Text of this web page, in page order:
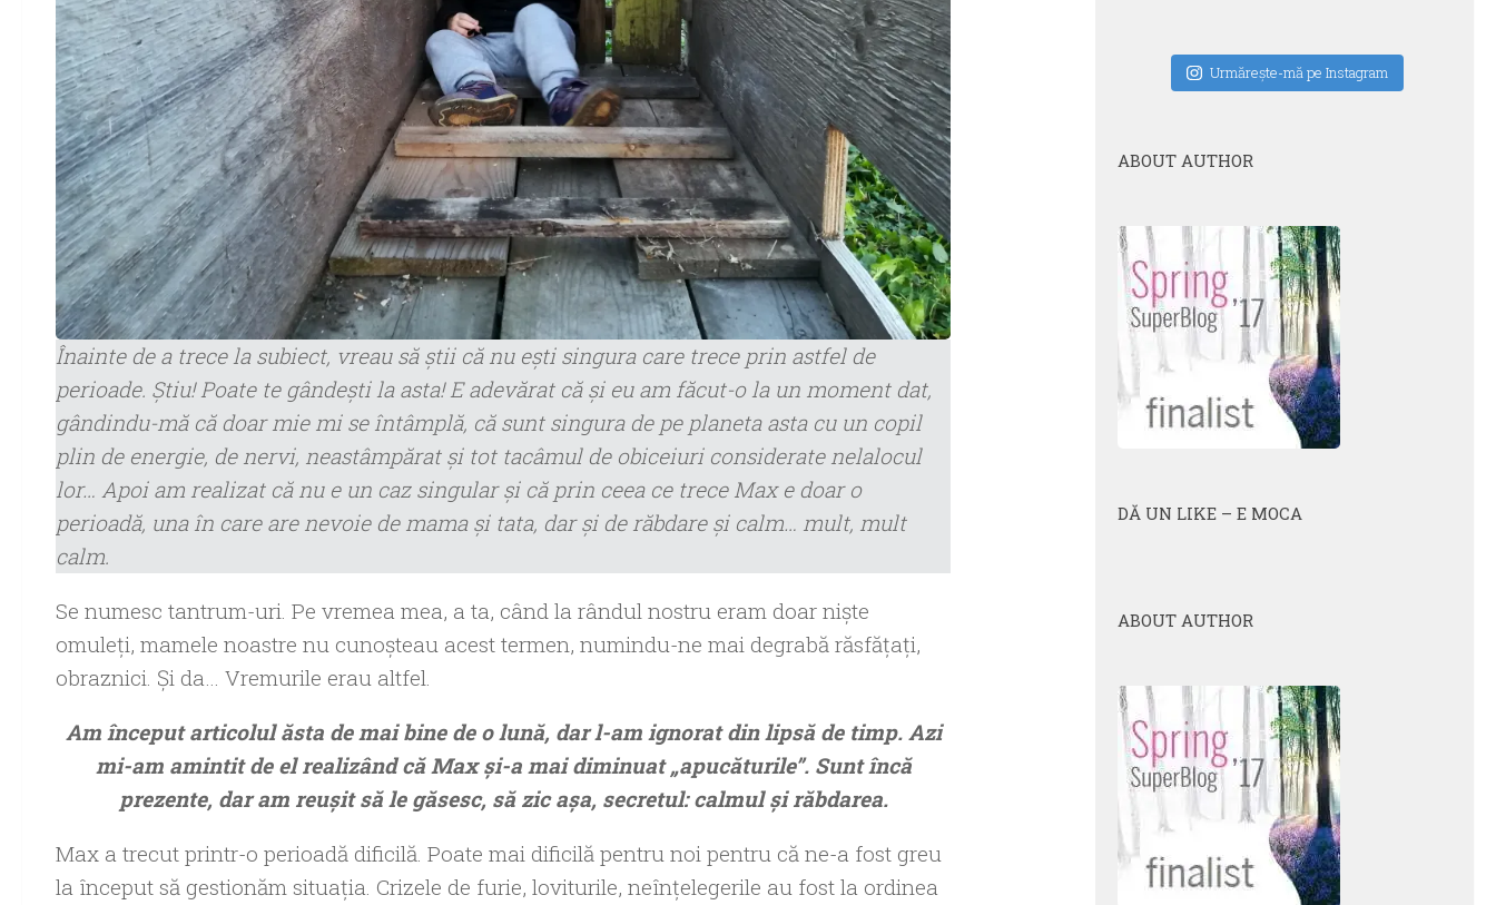
Înainte de a trece la subiect, vreau să ştii că nu eşti singura care trece prin astfel de
perioade. Ştiu! Poate te gândeşti la asta! E adevărat că şi eu am făcut-o la un moment dat,
gândindu-mă că doar mie mi se întâmplă, că sunt singura de pe planeta asta cu un copil
plin de energie, de nervi, neastâmpărat şi tot tacâmul de obiceiuri considerate nelalocul
lor… Apoi am realizat că nu e un caz singular şi că prin ceea ce trece Max e doar o
perioadă, una în care are nevoie de mama şi tata, dar şi de răbdare şi calm… mult, mult
calm.
Se numesc tantrum-uri. Pe vremea mea, a ta, când la rândul nostru eram doar nişte
omuleţi, mamele noastre nu cunoşteau acest termen, numindu-ne mai degrabă răsfăţaţi,
obraznici. Şi da… Vremurile erau altfel.
Am început articolul ăsta de mai bine de o lună, dar l-am ignorat din lipsă de timp. Azi
mi-am amintit de el realizând că Max şi-a mai diminuat „apucăturile”. Sunt încă
prezente, dar am reuşit să le găsesc, să zic aşa, secretul: calmul şi răbdarea.
Max a trecut printr-o perioadă dificilă. Poate mai dificilă pentru noi pentru că ne-a fost greu
la început să gestionăm situaţia. Crizele de furie, loviturile, neînţelegerile au fost la ordinea
Urmăreşte-mă pe Instagram
ABOUT AUTHOR
DĂ UN LIKE – E MOCA
ABOUT AUTHOR